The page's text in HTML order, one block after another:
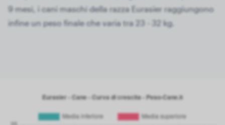
9 mesi, i cani maschi della razza Eurasier raggiungono
infine un peso finale che varia tra 23 - 32 kg.